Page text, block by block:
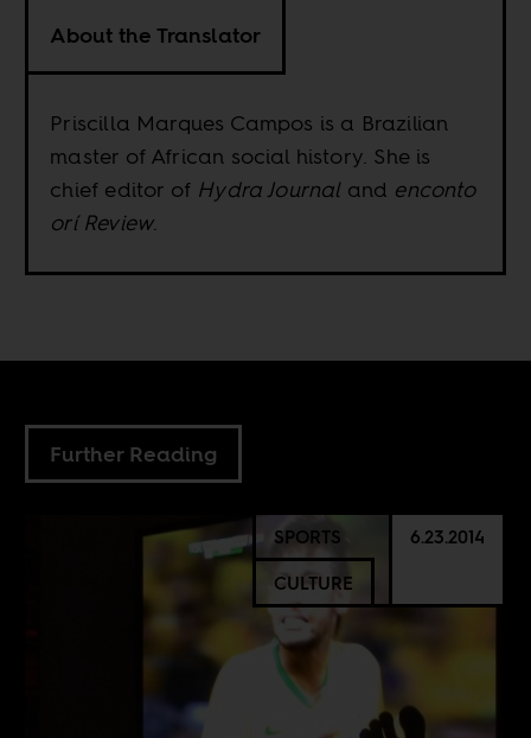
About the Translator
Priscilla Marques Campos is a Brazilian
master of African social history. She is
chief editor of Hydra Journaland enconto
orí Review.
Further Reading
SPORTS
CULTURE
6.23.2014